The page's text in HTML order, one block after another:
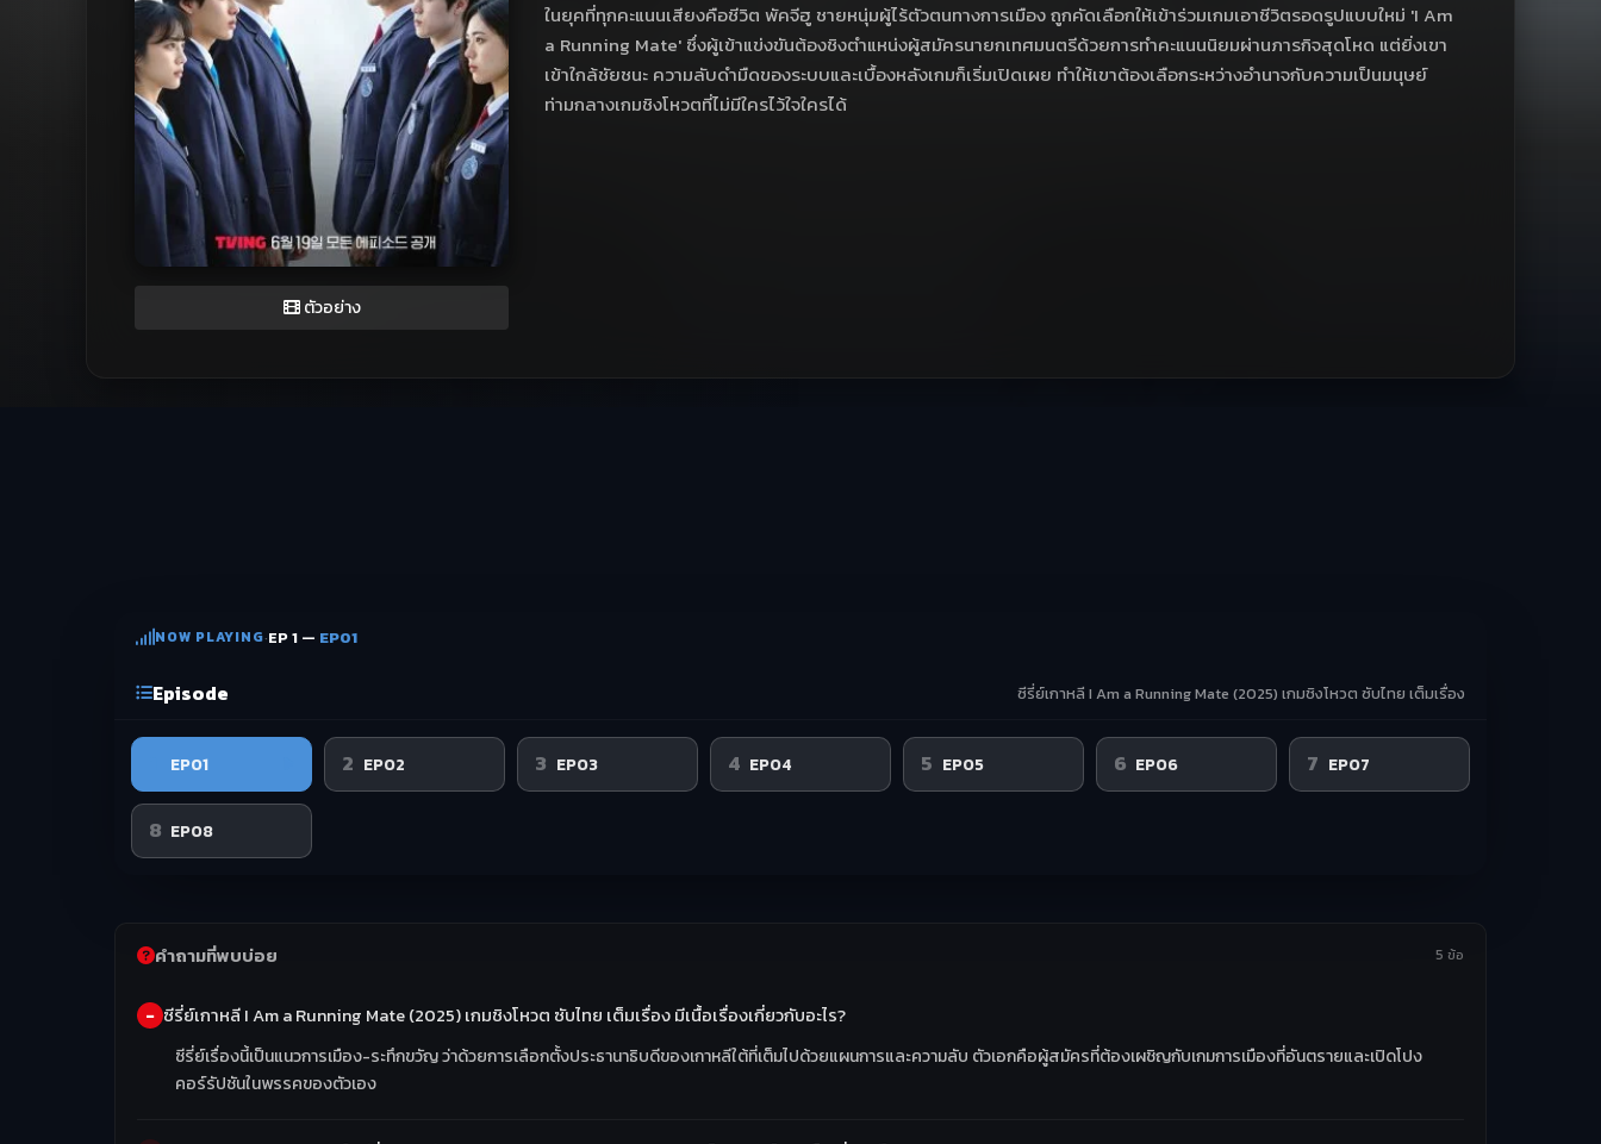
ตัวอย่าง
ในยุคที่ทุกคะแนนเสียงคือชีวิต พัคจีฮู ชายหนุ่มผู้ไร้ตัวตนทางการเมือง ถูกคัดเลือกให้เข้าร่วมเกมเอาชีวิตรอดรูปแบบใหม่ 'I Am
a Running Mate' ซึ่งผู้เข้าแข่งขันต้องชิงตำแหน่งผู้สมัครนายกเทศมนตรีด้วยการทำคะแนนนิยมผ่านภารกิจสุดโหด แต่ยิ่งเขา
เข้าใกล้ชัยชนะ ความลับดำมืดของระบบและเบื้องหลังเกมก็เริ่มเปิดเผย ทำให้เขาต้องเลือกระหว่างอำนาจกับความเป็นมนุษย์
ท่ามกลางเกมชิงโหวตที่ไม่มีใครไว้ใจใครได้
NOW PLAYING·EP 1 — EP01
Episode ซีรี่ย์เกาหลี I Am a Running Mate (2025) เกมชิงโหวต ซับไทย เต็มเรื่อง
EP01 2 EP02 3 EP03 4 EP04 5 EP05 6 EP06 7 EP07
8 EP08
คำถามที่พบบ่อย 5 ข้อ
ซีรี่ย์เกาหลี I Am a Running Mate (2025) เกมชิงโหวต ซับไทย เต็มเรื่อง มีเนื้อเรื่องเกี่ยวกับอะไร?
ซีรี่ย์เรื่องนี้เป็นแนวการเมือง-ระทึกขวัญ ว่าด้วยการเลือกตั้งประธานาธิบดีของเกาหลีใต้ที่เต็มไปด้วยแผนการและความลับ ตัวเอกคือผู้สมัครที่ต้องเผชิญกับเกมการเมืองที่อันตรายและเปิดโปง
คอร์รัปชันในพรรคของตัวเอง